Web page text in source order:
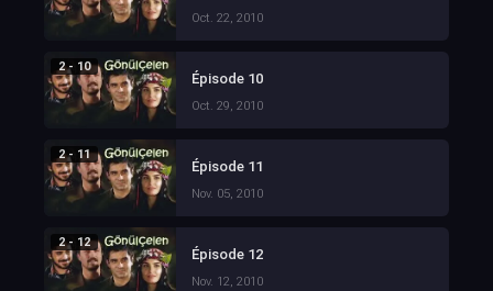
Oct. 22, 2010
2 - 10
Épisode 10
Oct. 29, 2010
2 - 11
Épisode 11
Nov. 05, 2010
2 - 12
Épisode 12
Nov. 12, 2010